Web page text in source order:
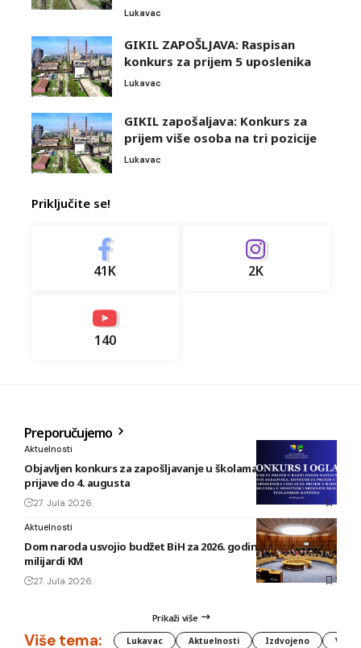
Lukavac
GIKIL ZAPOŠLJAVA: Raspisan
konkurs za prijem 5 uposlenika
Lukavac
GIKIL zapošaljava: Konkurs za
prijem više osoba na tri pozicije
Lukavac
Priključite se!
41K 2K
140
Preporučujemo
Aktuelnosti
Objavljen konkurs za zapošljavanje u školama TK: Rok za
prijave do 4. augusta
27. Jula 2026.
Aktuelnosti
Dom naroda usvojio budžet BiH za 2026. godinu vrijedan 1,58
milijardi KM
27. Jula 2026.
Prikaži više
Više tema: Lukavac Aktuelnosti Izdvojeno